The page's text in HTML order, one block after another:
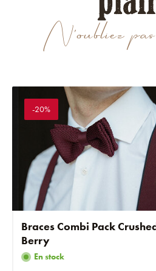
N'oubliez
-20%
Braces Combi Pack
Berry
En stock